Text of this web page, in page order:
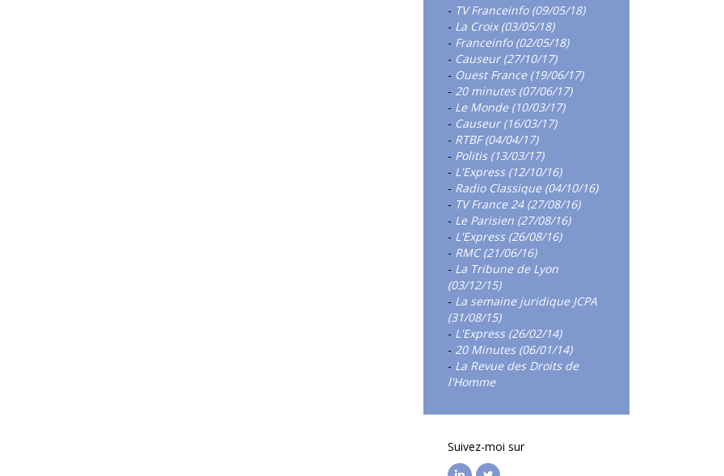
- TV Franceinfo (09/05/18)
- La Croix (03/05/18)
- Franceinfo (02/05/18)
- Causeur (27/10/17)
- Ouest France (19/06/17)
- 20 minutes (07/06/17)
- Le Monde (10/03/17)
- Causeur (16/03/17)
- RTBF (04/04/17)
- Politis (13/03/17)
- L'Express (12/10/16)
- Radio Classique (04/10/16)
- TV France 24 (27/08/16)
- Le Parisien (27/08/16)
- L'Express (26/08/16)
- RMC (21/06/16)
- La Tribune de Lyon
(03/12/15)
- La semaine juridique JCPA
(31/08/15)
- L'Express (26/02/14)
- 20 Minutes (06/01/14)
- La Revue des Droits de
l'Homme
Suivez-moi sur